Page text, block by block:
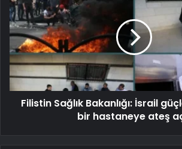
Filistin Sağlık Bakanlığı: İsrail
bir hastaneye ateş